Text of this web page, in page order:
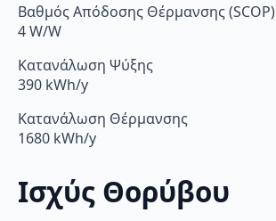
Βαθμός Απόδοσης Θέρμανσης (SCOP)
4 W/W
Κατανάλωση Ψύξης
390 kWh/y
Κατανάλωση Θέρμανσης
1680 kWh/y
Ισχύς Θορύβου